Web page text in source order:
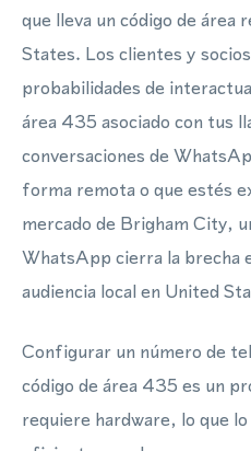
que lleva un código de área
States. Los clientes y
probabilidades de
área 435 asociado con tus
conversaciones de
forma remota o que estés
mercado de Brigham City,
WhatsApp cierra la brecha
audiencia local en United
Configurar un número de
código de área 435 es un
requiere hardware, lo que